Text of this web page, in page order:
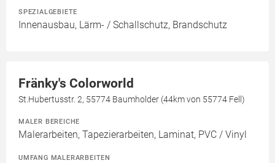
SPEZIALGEBIETE
Innenausbau, Lärm- / Schallschutz, Brandschutz
Fränky's Colorworld
St.Hubertusstr. 2, 55774 Baumholder (44km von 55774 Fell)
MALER BEREICHE
Malerarbeiten, Tapezierarbeiten, Laminat, PVC / Vinyl
UMFANG MALERARBEITEN